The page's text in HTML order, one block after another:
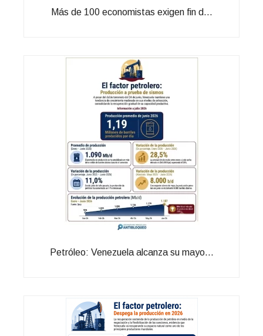
Más de 100 economistas exigen fin d...
Petróleo: Venezuela alcanza su mayo...